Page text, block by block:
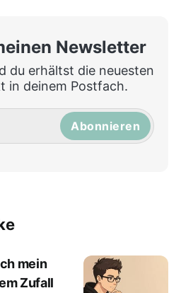
Newsletter
du erhältst die neuesten
in deinem Postfach.
Abonnieren
mein
Zufall